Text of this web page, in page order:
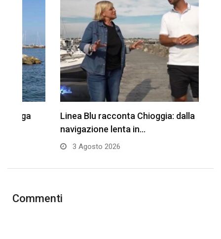
Linea Blu racconta Chioggia: dalla
navigazione lenta in…
3 Agosto 2026
Commenti